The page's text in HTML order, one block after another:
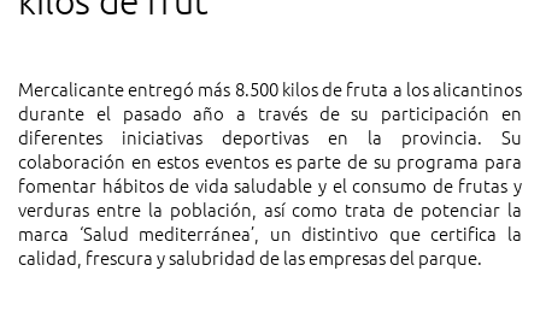
Mercalicante entregó más 8.500 kilos de fruta a los alicantinos
durante el pasado año a través de su participación en
diferentes iniciativas deportivas en la provincia. Su
colaboración en estos eventos es parte de su programa para
fomentar hábitos de vida saludable y el consumo de frutas y
verduras entre la población, así como trata de potenciar la
marca ‘Salud mediterránea’, un distintivo que certifica la
calidad, frescura y salubridad de las empresas del parque.